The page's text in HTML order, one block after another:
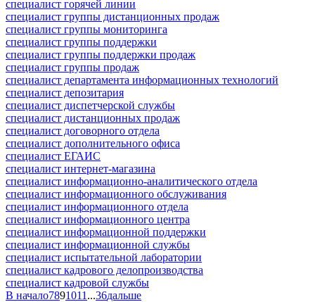
специалист горячей линии
специалист группы дистанционных продаж
специалист группы мониторинга
специалист группы поддержки
специалист группы поддержки продаж
специалист группы продаж
специалист департамента информационных технологий
специалист депозитария
специалист диспетчерской службы
специалист дистанционных продаж
специалист договорного отдела
специалист дополнительного офиса
специалист ЕГАИС
специалист интернет-магазина
специалист информационно-аналитического отдела
специалист информационного обслуживания
специалист информационного отдела
специалист информационного центра
специалист информационной поддержки
специалист информационной службы
специалист испытательной лаборатории
специалист кадрового делопроизводства
специалист кадровой службы
В начало7891011 ...36дальше